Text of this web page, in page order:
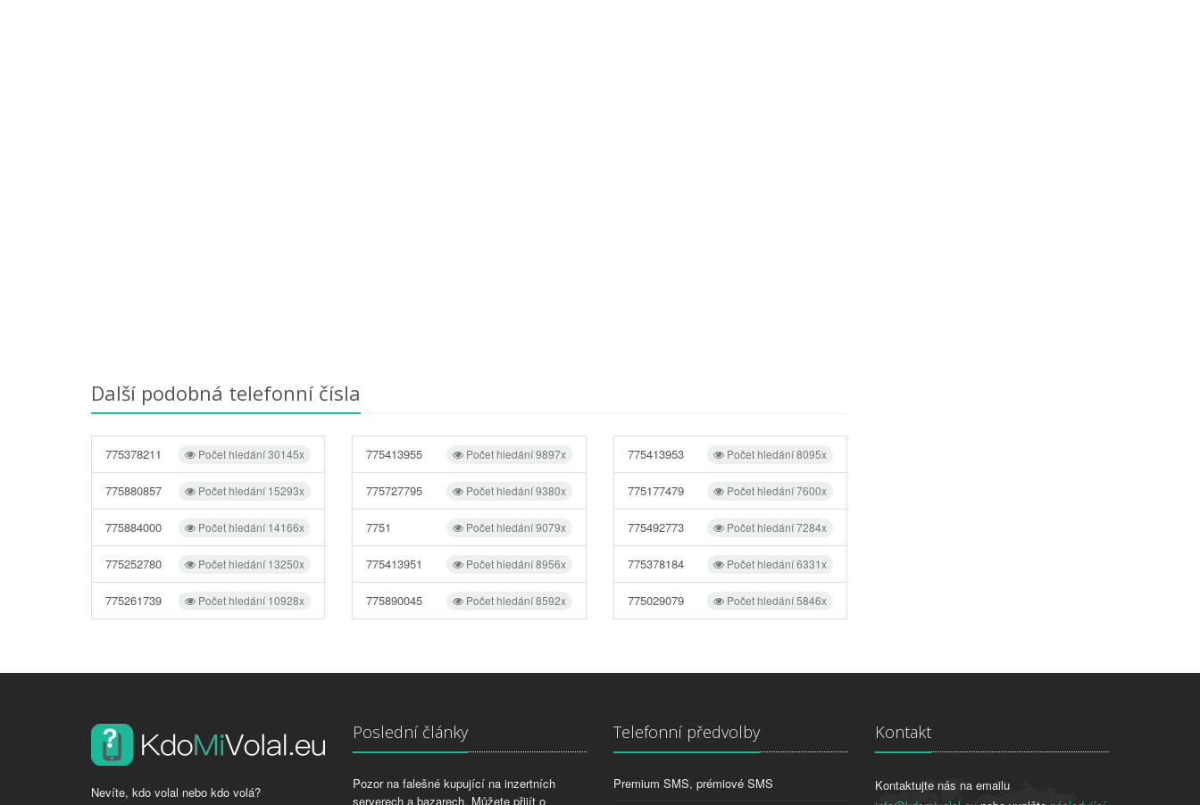
Další podobná telefonní čísla
Počet hledání 30145x
775378211
Počet hledání 15293x
775880857
Počet hledání 14166x
775884000
Počet hledání 13250x
775252780
Počet hledání 10928x
775261739
Počet hledání 9897x
775413955
Počet hledání 9380x
775727795
Počet hledání 9079x
7751
Počet hledání 8956x
775413951
Počet hledání 8592x
775890045
Počet hledání 8095x
775413953
Počet hledání 7600x
775177479
Počet hledání 7284x
775492773
Počet hledání 6331x
775378184
Počet hledání 5846x
775029079
Nevíte, kdo volal nebo kdo volá?
Poslední články
Pozor na falešné kupující na inzertních
serverech a bazarech. Můžete přijít o
Telefonní předvolby
Premium SMS, prémiové SMS
Kontakt
Kontaktujte nás na emailu